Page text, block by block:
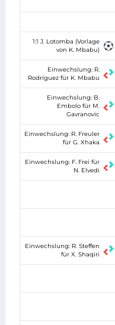
1:1 J. Lotomba (Vorlage
von K. Mbabu)
Einwechslung: R.
Rodríguez für K. Mbabu
Einwechslung: B.
Embolo für M.
Gavranovic
Einwechslung: R. Freuler
für G. Xhaka
Einwechslung: F. Frei für
N. Elvedi
Einwechslung: R. Steffen
für X. Shaqiri